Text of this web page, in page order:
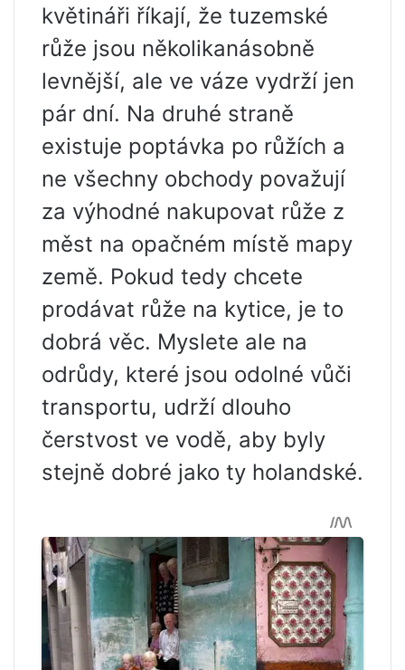
květináři říkají, že tuzemské
růže jsou několikanásobně
levnější, ale ve váze vydrží jen
pár dní. Na druhé straně
existuje poptávka po růžích a
ne všechny obchody považují
za výhodné nakupovat růže z
měst na opačném místě mapy
země. Pokud tedy chcete
prodávat růže na kytice, je to
dobrá věc. Myslete ale na
odrůdy, které jsou odolné vůči
transportu, udrží dlouho
čerstvost ve vodě, aby byly
stejně dobré jako ty holandské.